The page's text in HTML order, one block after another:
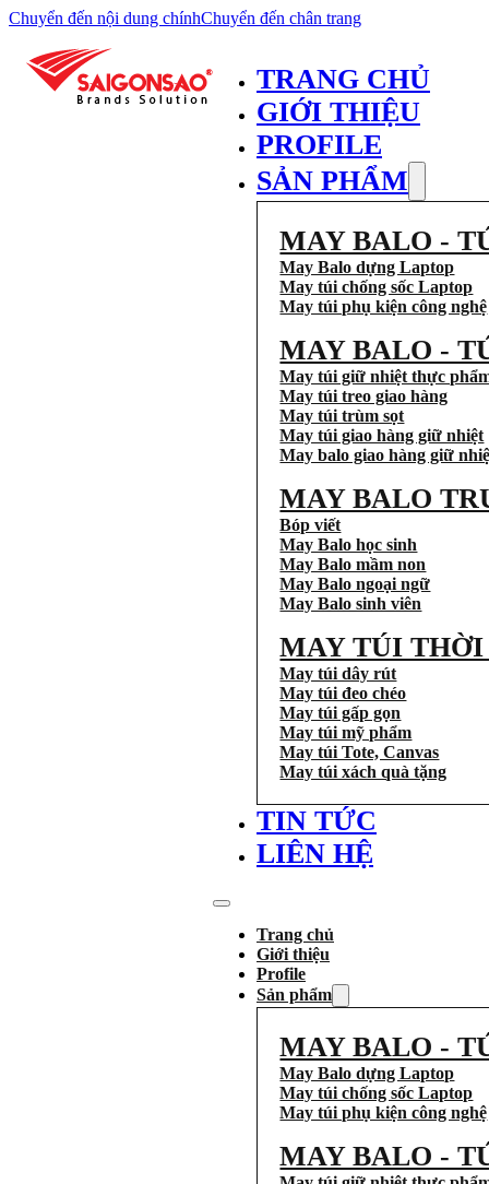
Chuyển đến nội dung chínhChuyển đến chân trang
TRANG CHỦ
GIỚI THIỆU
PROFILE
SẢN PHẨM
MAY BALO -
May Balo dựng Laptop
May túi chống sốc Laptop
May túi phụ kiện công nghệ
MAY BALO -
May túi giữ nhiệt thực
May túi treo giao hàng
May túi trùm sọt
May túi giao hàng giữ nhiệt
May balo giao hàng giữ
MAY BALO
Bóp viết
May Balo học sinh
May Balo mầm non
May Balo ngoại ngữ
May Balo sinh viên
MAY TÚI
May túi dây rút
May túi đeo chéo
May túi gấp gọn
May túi mỹ phẩm
May túi Tote, Canvas
May túi xách quà tặng
TIN TỨC
LIÊN HỆ
Trang chủ
Giới thiệu
Profile
Sản phẩm
MAY BALO -
May Balo dựng Laptop
May túi chống sốc Laptop
May túi phụ kiện công nghệ
MAY BALO -